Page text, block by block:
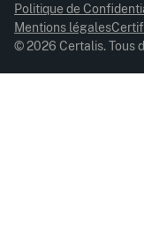
© 2026 Certalis. Tous
Politique de
Mentions légales